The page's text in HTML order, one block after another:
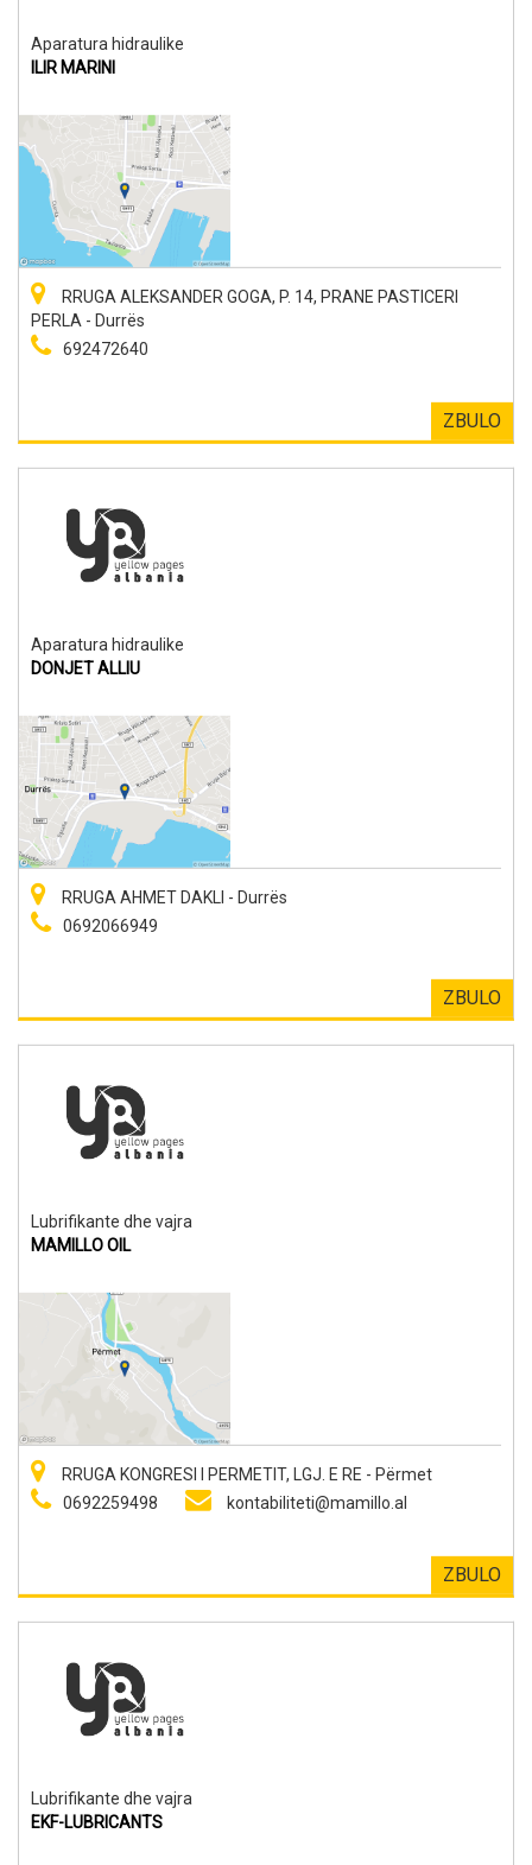
Aparatura hidraulike
ILIR MARINI
RRUGA ALEKSANDER GOGA, P. 14, PRANE PASTICERI
PERLA - Durrës
692472640
ZBULO
Aparatura hidraulike
DONJET ALLIU
RRUGA AHMET DAKLI - Durrës
0692066949
ZBULO
Lubrifikante dhe vajra
MAMILLO OIL
RRUGA KONGRESI I PERMETIT, LGJ. E RE - Përmet
0692259498
kontabiliteti@mamillo.al
ZBULO
Lubrifikante dhe vajra
EKF-LUBRICANTS